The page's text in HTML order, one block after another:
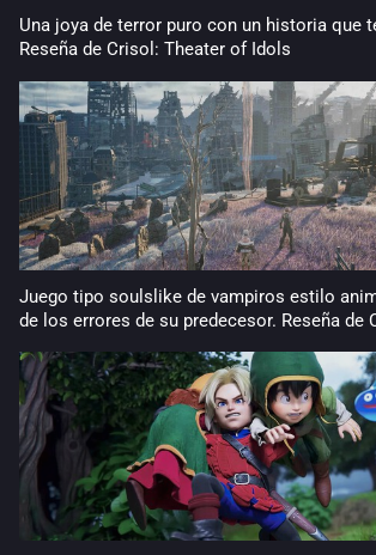
Una joya de terror puro con un historia que
Reseña de Crisol: Theater of Idols
Juego tipo soulslike de vampiros estilo
de los errores de su predecesor. Reseña de